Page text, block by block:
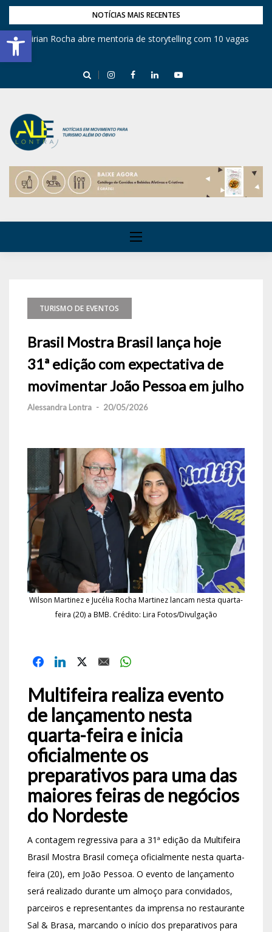
Barra de Ferramentas Aberta
NOTÍCIAS MAIS RECENTES
Mirian Rocha abre mentoria de storytelling com 10 vagas
TURISMO DE EVENTOS
Brasil Mostra Brasil lança hoje
31ª edição com expectativa de
movimentar João Pessoa em julho
Alessandra Lontra - 20/05/2026
Wilson Martinez e Jucélia Rocha Martinez lancam nesta quarta-
feira (20) a BMB. Crédito: Lira Fotos/Divulgação
Multifeira realiza evento
de lançamento nesta
quarta-feira e inicia
oficialmente os
preparativos para uma das
maiores feiras de negócios
do Nordeste
A contagem regressiva para a 31ª edição da Multifeira
Brasil Mostra Brasil começa oficialmente nesta quarta-
feira (20), em João Pessoa. O evento de lançamento
será realizado durante um almoço para convidados,
parceiros e representantes da imprensa no restaurante
Sal & Brasa, marcando o início dos preparativos para